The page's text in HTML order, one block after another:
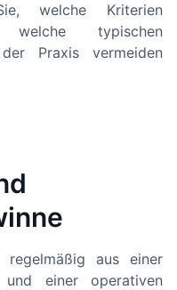
welche Kriterien
typischen
Praxis vermeiden
regelmäßig aus einer
und einer operativen